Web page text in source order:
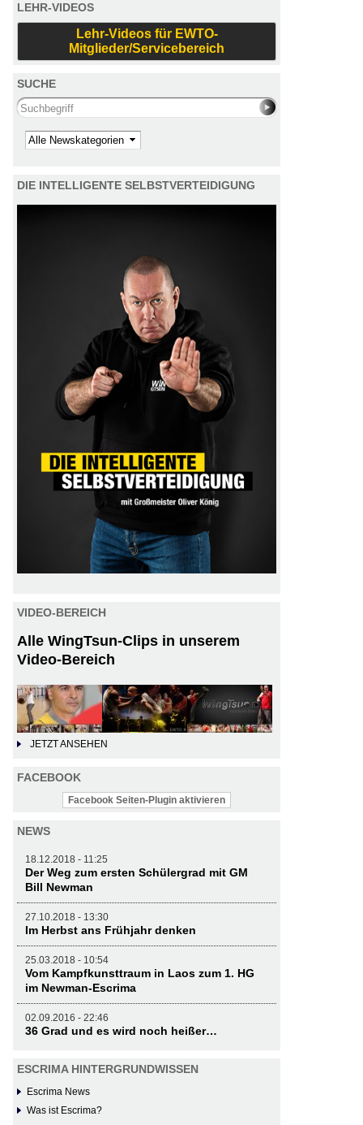
LEHR-VIDEOS
Lehr-Videos für EWTO-
Mitglieder/Servicebereich
SUCHE
Search this site
Kategorie
DIE INTELLIGENTE SELBSTVERTEIDIGUNG
VIDEO-BEREICH
Alle WingTsun-Clips in unserem
Video-Bereich
JETZT ANSEHEN
FACEBOOK
Facebook Seiten-Plugin aktivieren
NEWS
18.12.2018 - 11:25
Der Weg zum ersten Schülergrad mit GM
Bill Newman
27.10.2018 - 13:30
Im Herbst ans Frühjahr denken
25.03.2018 - 10:54
Vom Kampfkunsttraum in Laos zum 1. HG
im Newman-Escrima
02.09.2016 - 22:46
36 Grad und es wird noch heißer…
ESCRIMA HINTERGRUNDWISSEN
Escrima News
Was ist Escrima?